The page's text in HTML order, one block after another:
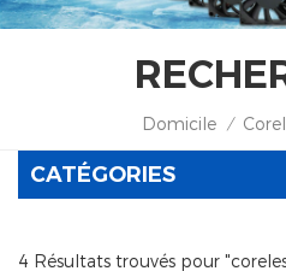
Domicile /
CATÉGORIES
4 Résultats trouvés pour